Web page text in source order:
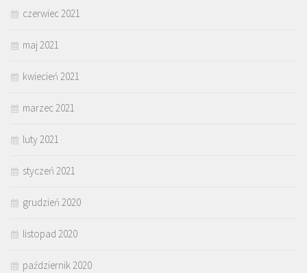
czerwiec 2021
maj 2021
kwiecień 2021
marzec 2021
luty 2021
styczeń 2021
grudzień 2020
listopad 2020
październik 2020